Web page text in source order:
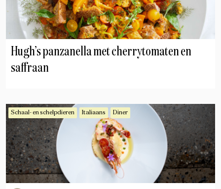
Hugh’s panzanella met cherrytomaten en
saffraan
Schaal- en schelpdieren Italiaans Diner